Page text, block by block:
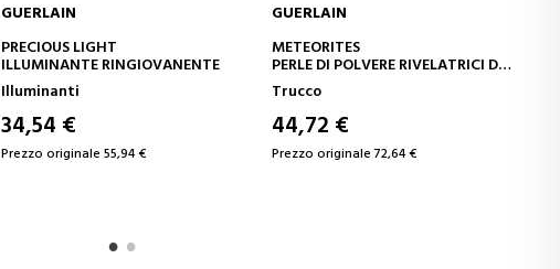
AGGIUNGI AL CARRELLO
GUERLAIN
METEORITES
PERLE DI POLVERE RIVELATRICI DI
LUCE
Trucco
44,72 €
Prezzo originale 72,64 €
AGGIUNGI AL CARRELLO
GUERLAIN
TERRACOTTA LUMINIZER
Trucco
58,89 €
Prezzo originale 61,99 €